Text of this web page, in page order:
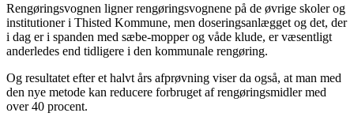
Rengøringsvognen ligner rengøringsvognene på de øvrige skoler og
institutioner i Thisted Kommune, men doseringsanlægget og det, der
i dag er i spanden med sæbe-mopper og våde klude, er væsentligt
anderledes end tidligere i den kommunale rengøring.
Og resultatet efter et halvt års afprøvning viser da også, at man med
den nye metode kan reducere forbruget af rengøringsmidler med
over 40 procent.